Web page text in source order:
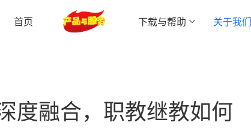
首页
理 网校商城
下载与帮助 关于我们
度融合，职教继教如何